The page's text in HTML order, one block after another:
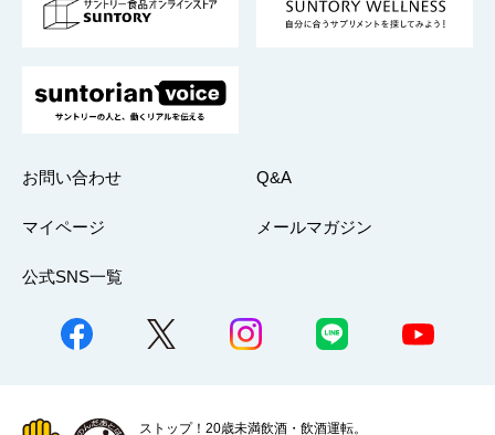
採用情報
お問い合わせ Q&A
マイページ メールマガジン
公式SNS一覧
ストップ！20歳未満飲酒・飲酒運転。